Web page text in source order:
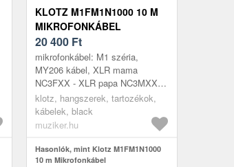
KLOTZ M1FM1N1000 10 M
MIKROFONKÁBEL
20 400 Ft
mikrofonkábel: M1 széria,
MY206 kábel, XLR mama
NC3FXX - XLR papa NC3MXX
csatlakozók, ezüst Neutrik
csatlakozók, 10 m hossz, fekete
szín ~ Hossz: 1...
klotz, hangszerek, tartozékok,
kábelek, black
muziker.hu
Hasonlók, mint Klotz M1FM1N1000
10 m Mikrofonkábel